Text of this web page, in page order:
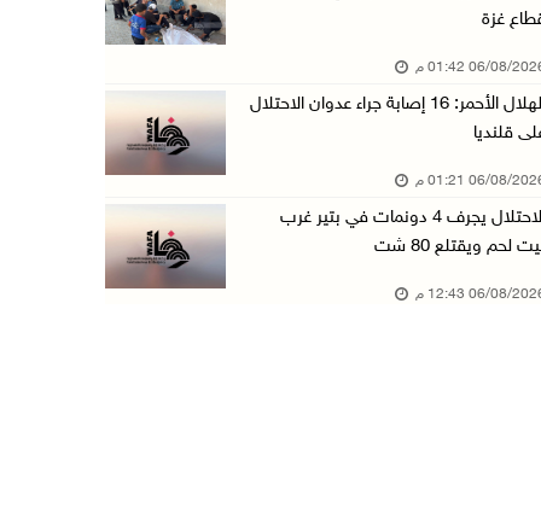
"لجنة الانتخابات" وبرنامج الأمم المتحدة الإنم ...
"التعاون الإسلامي" تدين عدوان الاحتلال على مخ ...
الحصار يعيد صناعة الفخار إلى الواجهة في غزة
غزة
08/2026 01:42 م
الهلال الأحمر: 16 إصابة جراء عدوان الاحتلال
قلنديا
08/2026 01:21 م
الاحتلال يجرف 4 دونمات في بتير غرب
لحم ويقتلع 80 شت
08/2026 12:43 م